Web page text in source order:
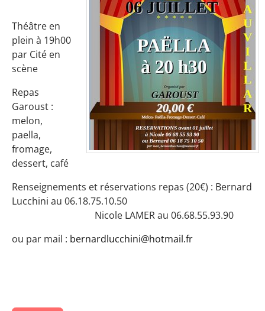
Théâtre en
plein à 19h00
par Cité en
scène
Repas
Garoust :
melon,
paella,
fromage,
dessert, café
Renseignements et réservations repas (20€) : Bernard
Lucchini au 06.18.75.10.50
Nicole LAMER au 06.68.55.93.90
ou par mail : bernardlucchini@hotmail.fr